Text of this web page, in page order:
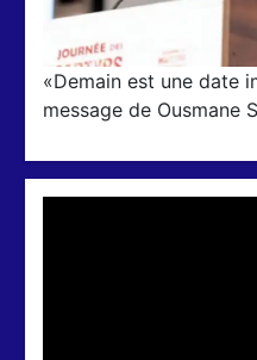
«Demain est une date
message de Ousmane